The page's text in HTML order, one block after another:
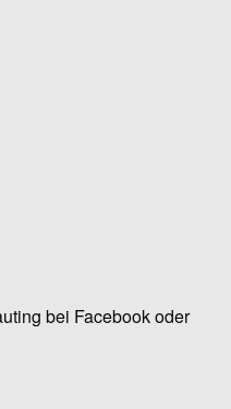
bei Facebook oder